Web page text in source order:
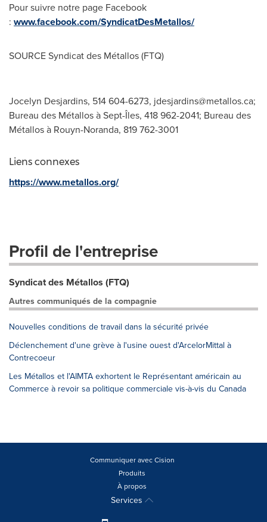
Pour suivre notre page Facebook
: www.facebook.com/SyndicatDesMetallos/
SOURCE Syndicat des Métallos (FTQ)
Jocelyn Desjardins, 514 604-6273, jdesjardins@metallos.ca;
Bureau des Métallos à Sept-Îles, 418 962-2041; Bureau des
Métallos à Rouyn-Noranda, 819 762-3001
Liens connexes
https://www.metallos.org/
Profil de l'entreprise
Syndicat des Métallos (FTQ)
Autres communiqués de la compagnie
Nouvelles conditions de travail dans la sécurité privée
Déclenchement d'une grève à l'usine ouest d'ArcelorMittal à
Contrecoeur
Les Métallos et l'AIMTA exhortent le Représentant américain au
Commerce à revoir sa politique commerciale vis-à-vis du Canada
Communiquer avec Cision
Produits
À propos
Services